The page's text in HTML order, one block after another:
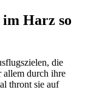
Harz so
die
allem durch ihre
thront sie auf